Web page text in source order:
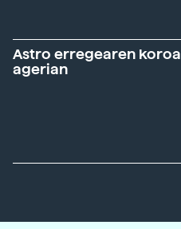
Astro erregearen koroa
agerian